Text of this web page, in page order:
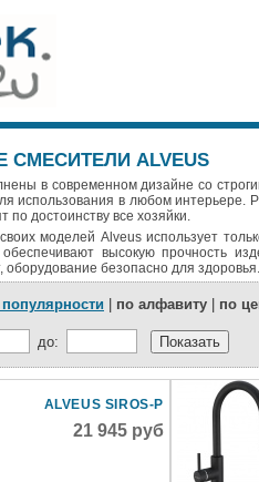
СМЕСИТЕЛИ ALVEUS
в современном дизайне со
использования в любом интерьере.
по достоинству все хозяйки.
моделей Alveus использует
высокую прочность
оборудование безопасно для здоровья.
по алфавиту по
до:
ALVEUS SIROS-P
21 945 руб